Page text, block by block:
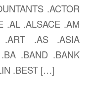
.ACTOR
.AL .ALSACE .AM
.ART .AS .ASIA
.BAND .BANK
.BEST […]